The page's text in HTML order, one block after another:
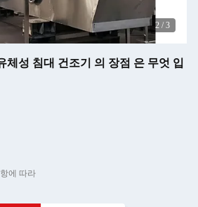
3 / 3
체성 침대 건조기 의 장점 은 무엇 입
에 따라